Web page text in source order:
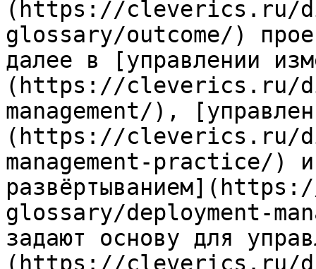
(https://cleverics.ru/
glossary/outcome/)
далее в [управлении
(https://cleverics.ru/
management/),
(https://cleverics.ru/
management-practice/)
glossary/deployment-
задают основу для
(https://cleverics.ru/